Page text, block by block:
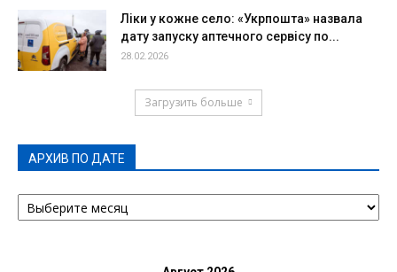
Ліки у кожне село: «Укрпошта» назвала
дату запуску аптечного сервісу по...
28.02.2026
Загрузить больше
АРХИВ ПО ДАТЕ
АРХИВ
ПО